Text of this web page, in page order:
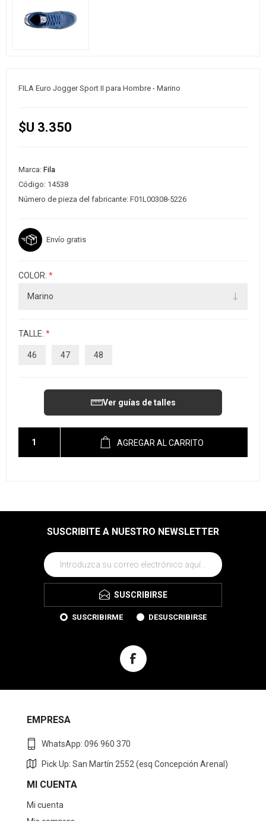
FILA Euro Jogger Sport II para Hombre - Marino
$U 3.350
Marca: Fila
Código: 14538
Número de pieza del fabricante: F01L00308-5226
Envío gratis
COLOR: *
TALLE: *
46 47 48
Ver guías de talles
AGREGAR AL CARRITO
SUSCRIBITE A NUESTRO NEWSLETTER
SUSCRIBIRSE
SUSCRIBIRME DESUSCRIBIRSE
EMPRESA
WhatsApp: 096 960 370
Pick Up: San Martín 2552 (esq Concepción Arenal)
MI CUENTA
Mi cuenta